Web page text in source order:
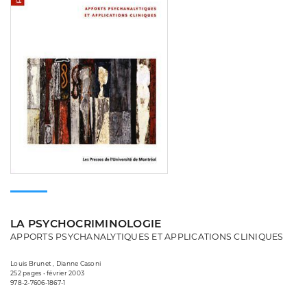
LA PSYCHOCRIMINOLOGIE
APPORTS PSYCHANALYTIQUES ET APPLICATIONS CLINIQUES
Louis Brunet , Dianne Casoni
252 pages • février 2003
978-2-7606-1867-1